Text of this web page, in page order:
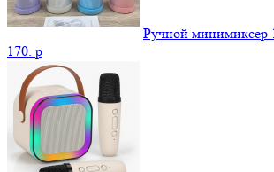
Ручной минимиксер
170. p